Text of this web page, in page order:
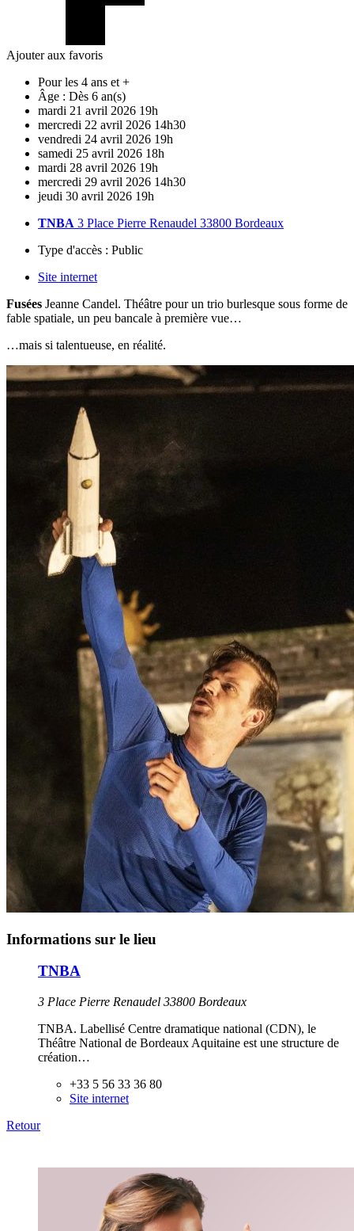
Ajouter aux favoris
Pour les 4 ans et +
Âge : Dès 6 an(s)
mardi 21 avril 2026 19h
mercredi 22 avril 2026 14h30
vendredi 24 avril 2026 19h
samedi 25 avril 2026 18h
mardi 28 avril 2026 19h
mercredi 29 avril 2026 14h30
jeudi 30 avril 2026 19h
TNBA 3 Place Pierre Renaudel 33800 Bordeaux
Type d'accès : Public
Site internet
Fusées Jeanne Candel. Théâtre pour un trio burlesque sous forme de
fable spatiale, un peu bancale à première vue…
…mais si talentueuse, en réalité.
Informations sur le lieu
TNBA
3 Place Pierre Renaudel 33800 Bordeaux
TNBA. Labellisé Centre dramatique national (CDN), le
Théâtre National de Bordeaux Aquitaine est une structure de
création…
+33 5 56 33 36 80
Site internet
Retour